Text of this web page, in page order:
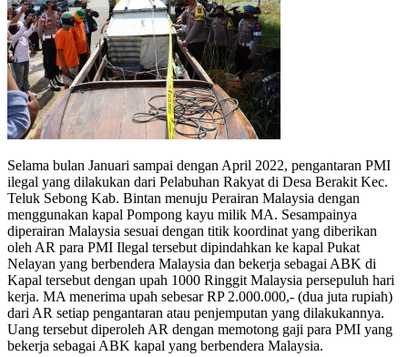
Selama bulan Januari sampai dengan April 2022, pengantaran PMI
ilegal yang dilakukan dari Pelabuhan Rakyat di Desa Berakit Kec.
Teluk Sebong Kab. Bintan menuju Perairan Malaysia dengan
menggunakan kapal Pompong kayu milik MA. Sesampainya
diperairan Malaysia sesuai dengan titik koordinat yang diberikan
oleh AR para PMI Ilegal tersebut dipindahkan ke kapal Pukat
Nelayan yang berbendera Malaysia dan bekerja sebagai ABK di
Kapal tersebut dengan upah 1000 Ringgit Malaysia persepuluh hari
kerja. MA menerima upah sebesar RP 2.000.000,- (dua juta rupiah)
dari AR setiap pengantaran atau penjemputan yang dilakukannya.
Uang tersebut diperoleh AR dengan memotong gaji para PMI yang
bekerja sebagai ABK kapal yang berbendera Malaysia.